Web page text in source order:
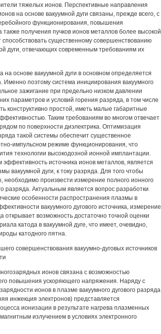
тяжелых ионов. Перспективные направления
на основе вакуумной дуги связаны, прежде всего, с
функционирования, повышения
получения пучков ионов металлов более высокой
существенному совершенствованию
дуги, отвечающих современным требованиям их
основе вакуумной дуги в основном определяется
Именно поэтому система инициирования вакуумного
зажигание при предельно низком давлении
параметров и условий горения разряда, в том числе
конструктивно простой, иметь малые габаритные
Таким требованиям во многом отвечает
по поверхности диэлектрика. Оптимизация
такой системы обеспечит существенное
импульсном режиме функционирования, что
технологии высокодозной ионной имплантации.
источника ионов металлов, является
вакуумной дуги, к току разряда. Для того чтобы
произвести измерение полного ионного
разряда. Актуальным является вопрос разработки
особенности распространения плазмы в
вакуумного дугового источника, измерение
возможность достаточно точной оценки
катода в вакуумной дуге, что имеет, очевидно,
катодного пятна.
совершенствования вакуумно-дуговых источников
ионов связана с возможностью
повышения ускоряющего напряжения. Наряду с
ионов в плазме вакуумного дугового разряда
инжекция электронов) представляется
ионизации в результате нагрева плазменных
излучением в условиях электронного